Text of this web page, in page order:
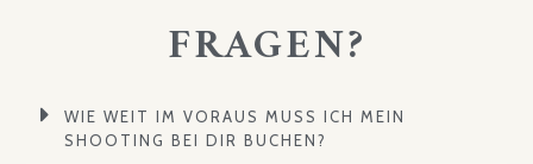
FRAGEN?
WIE WEIT IM VORAUS MUSS ICH MEIN
SHOOTING BEI DIR BUCHEN?